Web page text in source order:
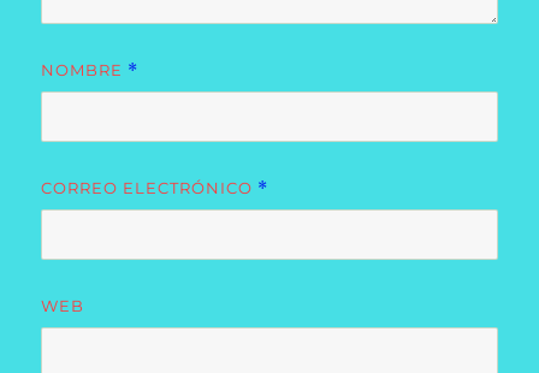
NOMBRE *
CORREO ELECTRÓNICO *
WEB